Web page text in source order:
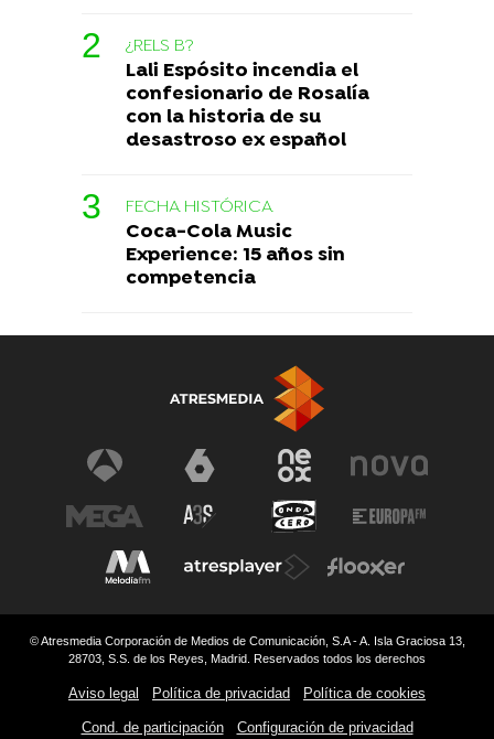
¿RELS B?
Lali Espósito incendia el
confesionario de Rosalía
con la historia de su
desastroso ex español
FECHA HISTÓRICA
Coca-Cola Music
Experience: 15 años sin
competencia
© Atresmedia Corporación de Medios de Comunicación, S.A - A. Isla Graciosa 13,
28703, S.S. de los Reyes, Madrid. Reservados todos los derechos
Aviso legal Política de privacidad Política de cookies
Cond. de participación Configuración de privacidad